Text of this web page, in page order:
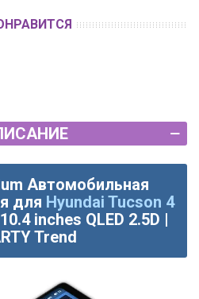
Автомобильная
для Hyundai Tucson 4
10.4 inches QLED 2.5D |
Trend